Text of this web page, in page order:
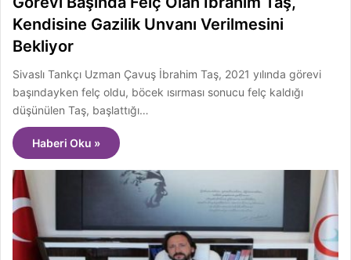
Kendisine Gazilik Unvanı Verilmesini
Bekliyor
Sivaslı Tankçı Uzman Çavuş İbrahim Taş, 2021 yılında görevi
başındayken felç oldu, böcek ısırması sonucu felç kaldığı
düşünülen Taş, başlattığı…
Haberi Oku »